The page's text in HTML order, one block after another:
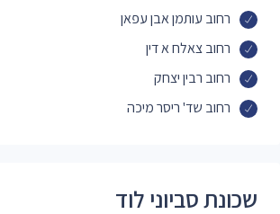
רחוב עותמן אבן עפאן
רחוב צאלח א דין
רחוב רבין יצחק
רחוב שד' ריסר מיכה
שכונת סביוני לוד